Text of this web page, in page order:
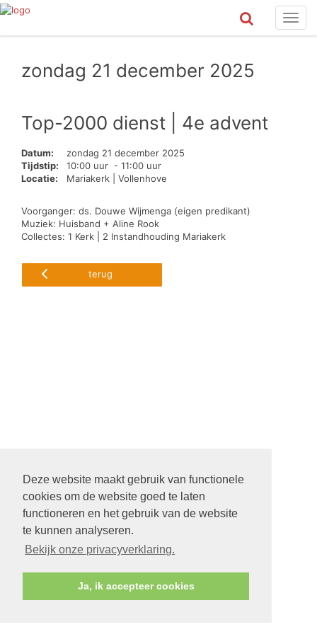
Deze website maakt gebruik van functionele
cookies om de website goed te laten
functioneren en het gebruik van de website
te kunnen analyseren.
Bekijk onze privacyverklaring.
Ja, ik accepteer cookies
zondag 21 december 2025
Top-2000 dienst | 4e advent
Datum:
zondag 21 december 2025
Tijdstip:
10:00 uur - 11:00 uur
Locatie:
Mariakerk | Vollenhove
Voorganger: ds. Douwe Wijmenga (eigen predikant)
Muziek: Huisband + Aline Rook
Collectes: 1 Kerk | 2 Instandhouding Mariakerk
terug